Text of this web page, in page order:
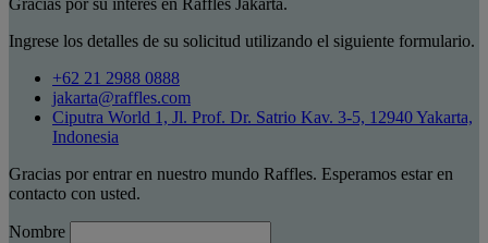
Gracias por su interés en Raffles Jakarta.
Ingrese los detalles de su solicitud utilizando el siguiente formulario.
+62 21 2988 0888
jakarta@raffles.com
Ciputra World 1, Jl. Prof. Dr. Satrio Kav. 3-5, 12940 Yakarta,
Indonesia
Gracias por entrar en nuestro mundo Raffles. Esperamos estar en
contacto con usted.
Nombre